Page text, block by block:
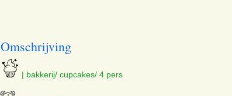
Omschrijving
​ | bakkerij/ cupcakes/ 4 pers